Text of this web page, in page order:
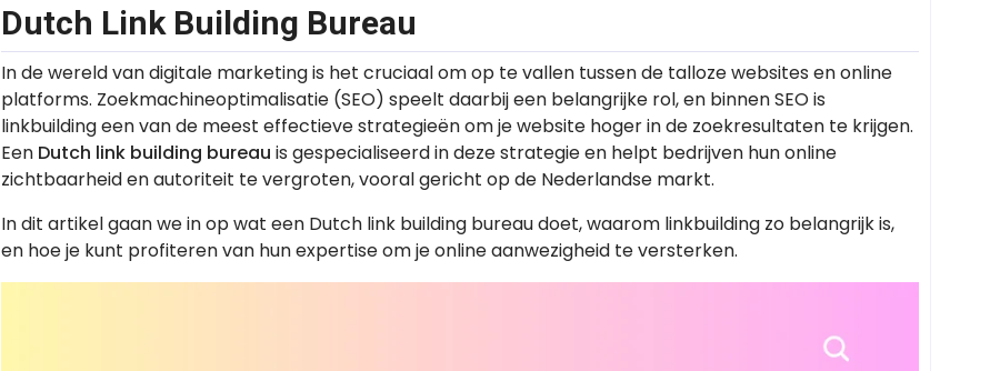
Dutch Link Building Bureau
In de wereld van digitale marketing is het cruciaal om op te vallen tussen de talloze websites en online
platforms. Zoekmachineoptimalisatie (SEO) speelt daarbij een belangrijke rol, en binnen SEO is
linkbuilding een van de meest effectieve strategieën om je website hoger in de zoekresultaten te krijgen.
Een Dutch link building bureau is gespecialiseerd in deze strategie en helpt bedrijven hun online
zichtbaarheid en autoriteit te vergroten, vooral gericht op de Nederlandse markt.
In dit artikel gaan we in op wat een Dutch link building bureau doet, waarom linkbuilding zo belangrijk is,
en hoe je kunt profiteren van hun expertise om je online aanwezigheid te versterken.